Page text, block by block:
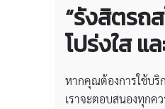
“รังสิตรถ
โปร่งใส แ
หากคุณต้องการใช้บริ
เราจะตอบสนองทุกค